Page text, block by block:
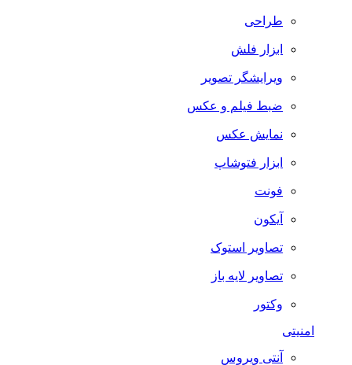
طراحی
ابزار فلش
ویرایشگر تصویر
ضبط فيلم و عكس
نمایش عکس
ابزار فتوشاپ
فونت
آیکون
تصاویر استوک
تصاویر لایه باز
وکتور
امنیتی
آنتی ویروس